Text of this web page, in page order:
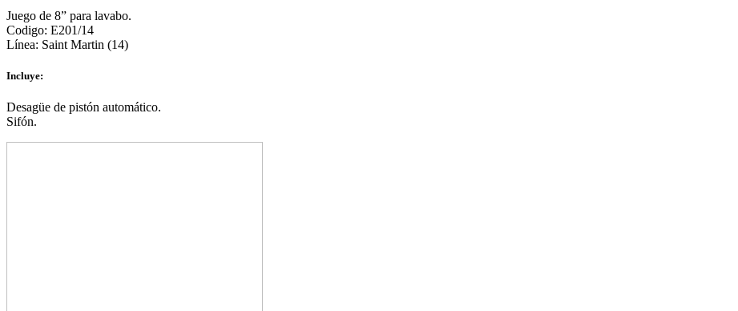
Juego de 8” para lavabo.
Codigo: E201/14
Línea: Saint Martin (14)
Incluye:
Desagüe de pistón automático.
Sifón.